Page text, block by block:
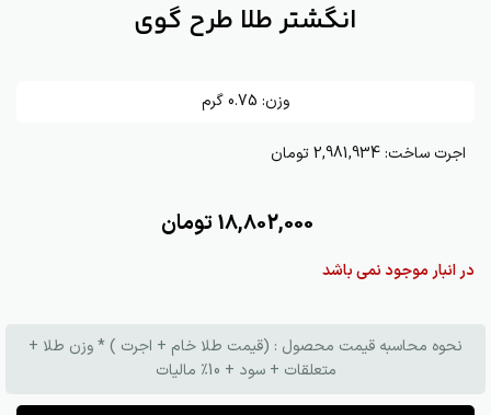
انگشتر طلا طرح گوی
وزن: 0.75گرم
اجرت ساخت:2,981,934 تومان
18,802,000تومان
در انبار موجود نمی باشد
نحوه محاسبه قیمت محصول : (قیمت طلا خام + اجرت ) * وزن طلا +
متعلقات + سود + 10٪ مالیات